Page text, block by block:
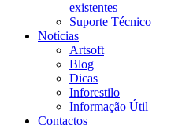
existentes
Suporte Técnico
Notícias
Artsoft
Blog
Dicas
Inforestilo
Informação Útil
Contactos